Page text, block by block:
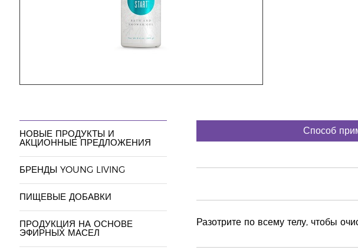
НОВЫЕ ПРОДУКТЫ И
АКЦИОННЫЕ ПРЕДЛОЖЕНИЯ
БРЕНДЫ YOUNG LIVING
ПИЩЕВЫЕ ДОБАВКИ
ПРОДУКЦИЯ НА ОСНОВЕ
ЭФИРНЫХ МАСЕЛ
Способ
Разотрите по всему телу, чтобы